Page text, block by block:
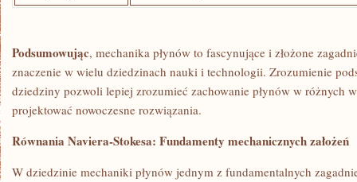
Podsumowując, mechanika płynów to ⁤fascynujące i złożone
znaczenie w ⁣wielu dziedzinach nauki i technologii. Zrozumienie
dziedziny pozwoli lepiej zrozumieć‌ zachowanie​ płynów w ​różnych⁢
projektować nowoczesne ⁣rozwiązania.
Równania Naviera-Stokesa: Fundamenty mechanicznych założeń
W dziedzinie mechaniki ​płynów jednym z fundamentalnych‍